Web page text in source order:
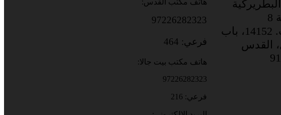
ص. ب. 14152، باب
القدس
هاتف مكتب القدس:
97226282323
فرعي: 464
هاتف مكتب بيت جالا:
97226282323
فرعي: 216